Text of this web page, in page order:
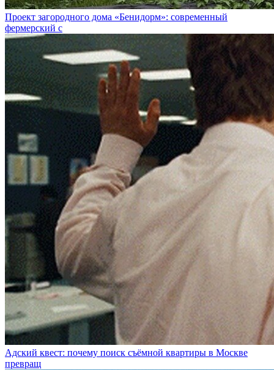
Проект загородного дома «Бенидорм»: современный
фермерский с
Адский квест: почему поиск съёмной квартиры в Москве
превращ